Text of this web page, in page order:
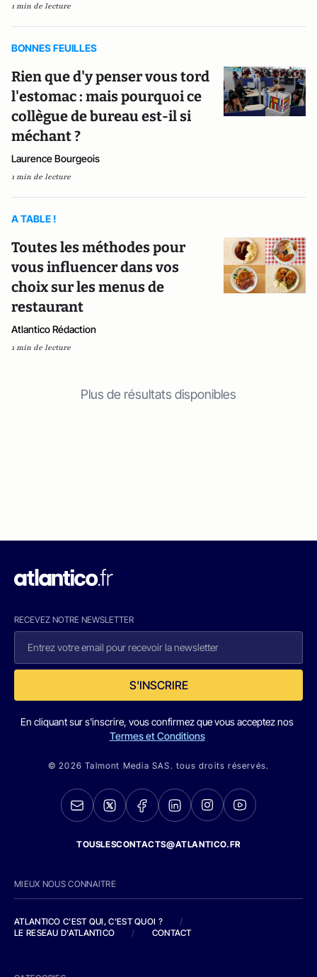
1 min de lecture
BONNES FEUILLES
Rien que d'y penser vous tord
l'estomac : mais pourquoi ce
collègue de bureau est-il si
méchant ?
Laurence Bourgeois
1 min de lecture
A TABLE !
Toutes les méthodes pour
vous influencer dans vos
choix sur les menus de
restaurant
Atlantico Rédaction
1 min de lecture
Plus de résultats disponibles
RECEVEZ NOTRE NEWSLETTER
S'INSCRIRE
En cliquant sur s'inscrire, vous confirmez que vous acceptez nos
Termes et Conditions
© 2026 Talmont Media SAS. tous droits réservés.
TOUSLESCONTACTS@ATLANTICO.FR
MIEUX NOUS CONNAITRE
ATLANTICO C'EST QUI, C'EST QUOI ?
/
LE RESEAU D'ATLANTICO
/ CONTACT